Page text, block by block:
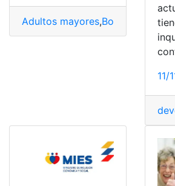
Adultos mayores,Bono Bono
11/